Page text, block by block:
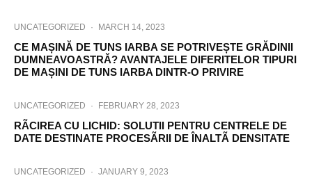
UNCATEGORIZED · MARCH 14, 2023
CE MAȘINĂ DE TUNS IARBA SE POTRIVEȘTE GRĂDINII
DUMNEAVOASTRĂ? AVANTAJELE DIFERITELOR TIPURI
DE MAȘINI DE TUNS IARBA DINTR-O PRIVIRE
UNCATEGORIZED · FEBRUARY 28, 2023
RÃCIREA CU LICHID: SOLUTII PENTRU CENTRELE DE
DATE DESTINATE PROCESÃRII DE ÎNALTÃ DENSITATE
UNCATEGORIZED · JANUARY 9, 2023